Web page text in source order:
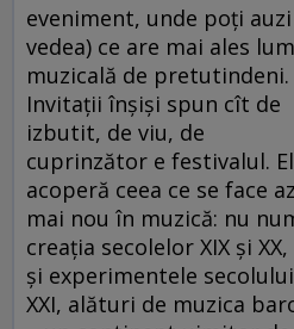
eveniment, unde poţi
vedea) ce are mai ales
muzicală de pretutindeni.
Invitaţii înşişi spun cît de
izbutit, de viu, de
cuprinzător e festivalul. El
acoperă ceea ce se face
mai nou în muzică: nu
creaţia secolelor XIX şi XX,
şi experimentele secolului
XXI, alături de muzica